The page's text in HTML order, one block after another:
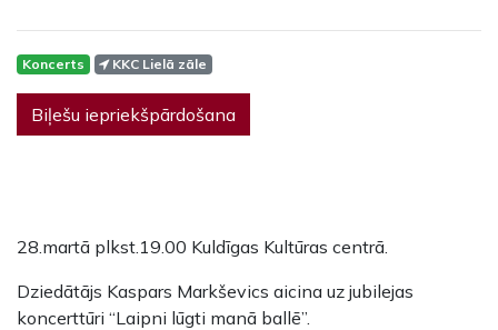
Koncerts KKC Lielā zāle
Biļešu iepriekšpārdošana
28.martā plkst.19.00 Kuldīgas Kultūras centrā.
Dziedātājs Kaspars Markševics aicina uz jubilejas
koncerttūri “Laipni lūgti manā ballē”.